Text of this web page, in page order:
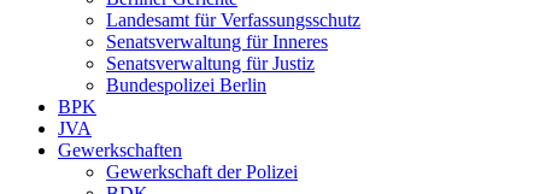
Landesamt für Verfassungsschutz
Senatsverwaltung für Inneres
Senatsverwaltung für Justiz
Bundespolizei Berlin
BPK
JVA
Gewerkschaften
Gewerkschaft der Polizei